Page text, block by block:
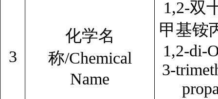
3
化学名
称/Chemical
Name
1,2-双
甲基铵
1,2-di-
3-